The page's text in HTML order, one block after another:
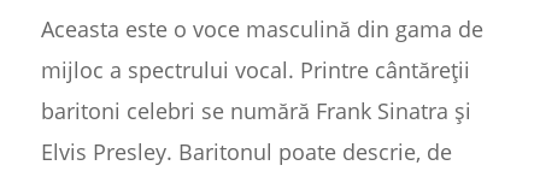
Aceasta este o voce masculină din gama de
mijloc a spectrului vocal. Printre cântăreții
baritoni celebri se numără Frank Sinatra și
Elvis Presley. Baritonul poate descrie, de